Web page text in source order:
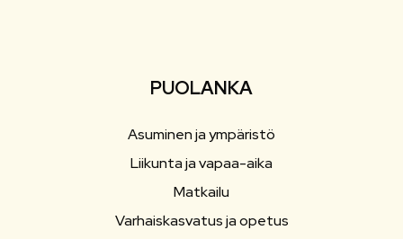
PUOLANKA
Asuminen ja ympäristö
Liikunta ja vapaa-aika
Matkailu
Varhaiskasvatus ja opetus